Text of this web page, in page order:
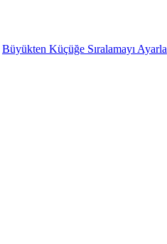
Büyükten Küçüğe Sıralamayı Ayarla